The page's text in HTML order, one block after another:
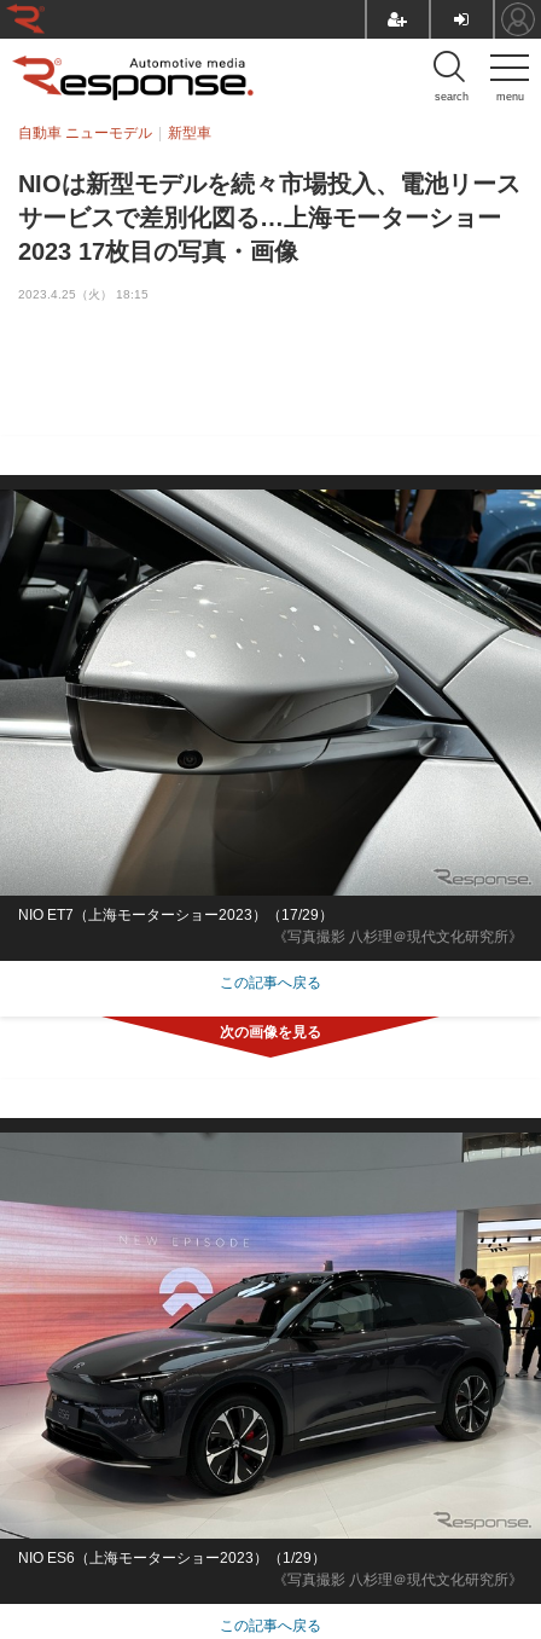
menu
search
NIOは新型モデルを続々市場投入、電池リース
サービスで差別化図る…上海モーターショー
2023 17枚目の写真・画像
自動車 ニューモデル 新型車
2023.4.25（火） 18:15
《写真撮影 八杉理＠現代文化研究所》
NIO ET7（上海モーターショー2023）（17/29）
この記事へ戻る
《写真撮影 八杉理＠現代文化研究所》
NIO ES6（上海モーターショー2023）（1/29）
この記事へ戻る